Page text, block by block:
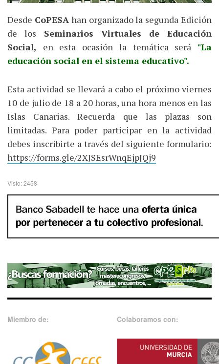
Desde CoPESA han organizado la segunda Edición
de los Seminarios Virtuales de Educación
Social, en esta ocasión la temática será "La
educación social en el sistema educativo".
Esta actividad se llevará a cabo el próximo viernes
10 de julio de 18 a 20 horas, una hora menos en las
Islas Canarias. Recuerda que las plazas son
limitadas. Para poder participar en la actividad
debes inscribirte a través del siguiente formulario:
https://forms.gle/2XJSEsrWnqEjpJQj9
Visto: 2458
Miembro de: Colaboramos con: